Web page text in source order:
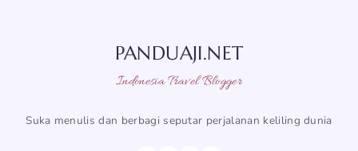
PANDUAJI.NET
Indonesia Travel Blogger
Suka menulis dan berbagi seputar perjalanan keliling dunia